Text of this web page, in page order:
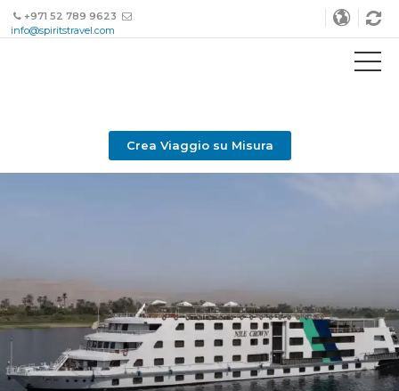
+971 52 789 9623
info@spiritstravel.com
Crea Viaggio su Misura